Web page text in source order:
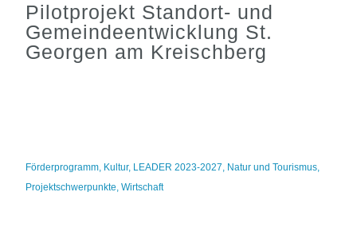
Pilotprojekt Standort- und
Gemeindeentwicklung St.
Georgen am Kreischberg
Förderprogramm, Kultur, LEADER 2023-2027, Natur und Tourismus,
Projektschwerpunkte,Wirtschaft